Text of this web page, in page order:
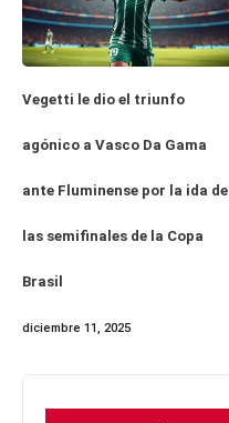
Vegetti le dio el triunfo
agónico a Vasco Da Gama
ante Fluminense por la ida de
las semifinales de la Copa
Brasil
diciembre 11, 2025